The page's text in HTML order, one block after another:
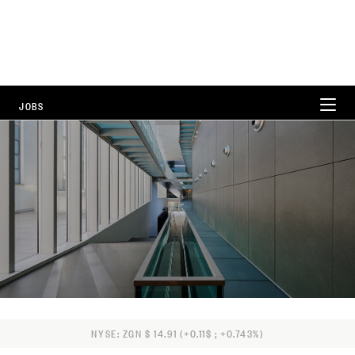
NYSE: ZGN $ 14.91 (+0.11$ ; +0.743%)
JOBS
WORKING AT ZEGNA
CAREER AREAS
FAQ